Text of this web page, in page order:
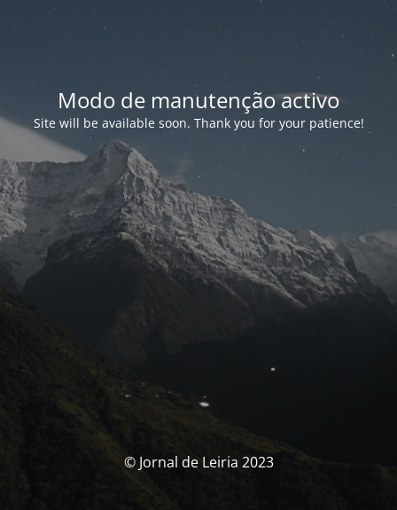
Modo de manutenção activo
Site will be available soon. Thank you for your patience!
© Jornal de Leiria 2023